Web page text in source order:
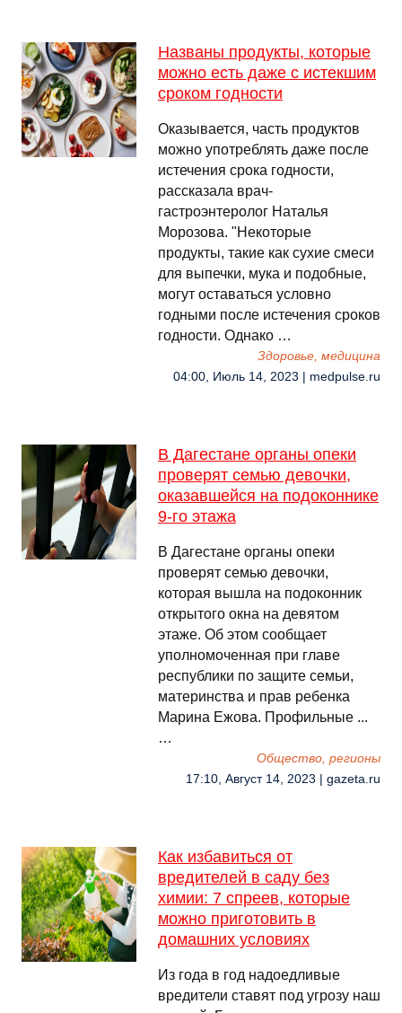
Названы продукты, которые
можно есть даже с истекшим
сроком годности
Оказывается, часть продуктов
можно употреблять даже после
истечения срока годности,
рассказала врач-
гастроэнтеролог Наталья
Морозова. "Некоторые
продукты, такие как сухие смеси
для выпечки, мука и подобные,
могут оставаться условно
годными после истечения сроков
годности. Однако …
Здоровье, медицина
04:00, Июль 14, 2023 | medpulse.ru
В Дагестане органы опеки
проверят семью девочки,
оказавшейся на подоконнике
9-го этажа
В Дагестане органы опеки
проверят семью девочки,
которая вышла на подоконник
открытого окна на девятом
этаже. Об этом сообщает
уполномоченная при главе
республики по защите семьи,
материнства и прав ребенка
Марина Ежова. Профильные ...
…
Общество, регионы
17:10, Август 14, 2023 | gazeta.ru
Как избавиться от
вредителей в саду без
химии: 7 спреев, которые
можно приготовить в
домашних условиях
Из года в год надоедливые
вредители ставят под угрозу наш